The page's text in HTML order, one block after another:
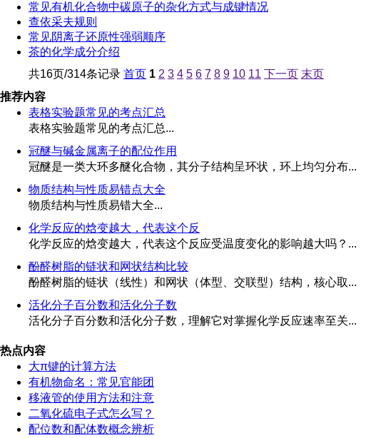
常见有机化合物中碳原子的杂化方式与成键情况
查依采夫规则
常见阴离子还原性强弱顺序
茶的化学成分介绍
共16页/314条记录 首页 1 2 3 4 5 6 7 8 9 10 11 下一页 末页
推荐内容
表格实验题常见的考点汇总
表格实验题常见的考点汇总...
冠醚与碱金属离子的配位作用
冠醚是一类大环多醚化合物，其分子结构呈环状，环上均匀分布...
物质结构与性质易错点大全
物质结构与性质易错大全...
化学反应的焓变越大，代表这个反
化学反应的焓变越大，代表这个反应受温度变化的影响越大吗？...
酚醛树脂的链状和网状结构比较
酚醛树脂的链状（线性）和网状（体型、交联型）结构，核心取...
活化分子百分数和活化分子数
活化分子百分数和活化分子数，理解它对掌握化学反应速率至关...
热点内容
大π键的计算方法
有机物命名：常见官能团
移液管的使用方法和注意
二氧化硫电子式怎么写？
配位数和配体数概念辨析